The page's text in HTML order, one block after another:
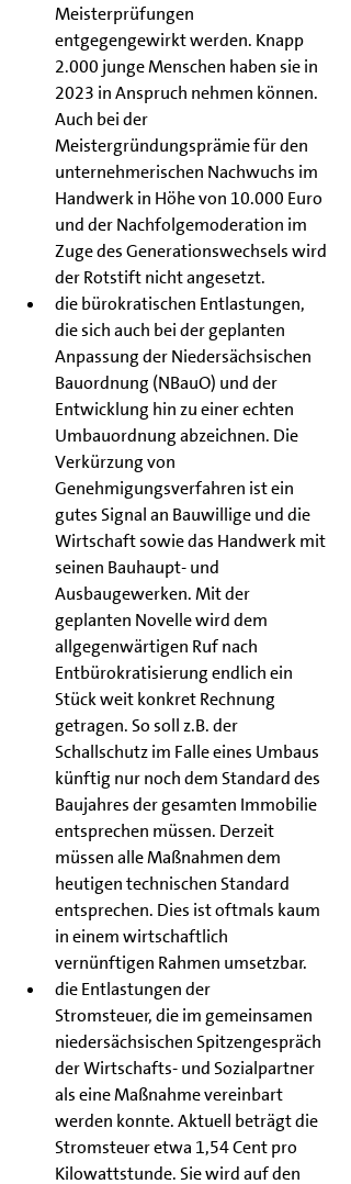
Meisterprüfungen
entgegengewirkt werden. Knapp
2.000 junge Menschen haben sie in
2023 in Anspruch nehmen können.
Auch bei der
Meistergründungsprämie für den
unternehmerischen Nachwuchs im
Handwerk in Höhe von 10.000 Euro
und der Nachfolgemoderation im
Zuge des Generationswechsels wird
der Rotstift nicht angesetzt.
die bürokratischen Entlastungen,
die sich auch bei der geplanten
Anpassung der Niedersächsischen
Bauordnung (NBauO) und der
Entwicklung hin zu einer echten
Umbauordnung abzeichnen. Die
Verkürzung von
Genehmigungsverfahren ist ein
gutes Signal an Bauwillige und die
Wirtschaft sowie das Handwerk mit
seinen Bauhaupt- und
Ausbaugewerken. Mit der
geplanten Novelle wird dem
allgegenwärtigen Ruf nach
Entbürokratisierung endlich ein
Stück weit konkret Rechnung
getragen. So soll z.B. der
Schallschutz im Falle eines Umbaus
künftig nur noch dem Standard des
Baujahres der gesamten Immobilie
entsprechen müssen. Derzeit
müssen alle Maßnahmen dem
heutigen technischen Standard
entsprechen. Dies ist oftmals kaum
in einem wirtschaftlich
vernünftigen Rahmen umsetzbar.
die Entlastungen der
Stromsteuer, die im gemeinsamen
niedersächsischen Spitzengespräch
der Wirtschafts- und Sozialpartner
als eine Maßnahme vereinbart
werden konnte. Aktuell beträgt die
Stromsteuer etwa 1,54 Cent pro
Kilowattstunde. Sie wird auf den